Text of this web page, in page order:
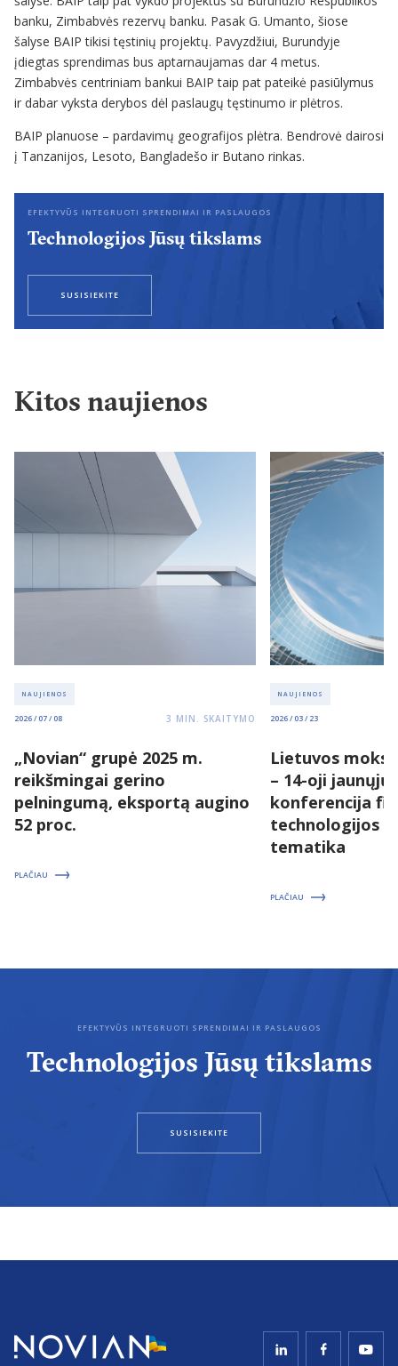
banku, Zimbabvės rezervų banku. Pasak G. Umanto, šiose
šalyse BAIP tikisi tęstinių projektų. Pavyzdžiui, Burundyje
įdiegtas sprendimas bus aptarnaujamas dar 4 metus.
Zimbabvės centriniam bankui BAIP taip pat pateikė pasiūlymus
ir dabar vyksta derybos dėl paslaugų tęstinumo ir plėtros.
BAIP planuose – pardavimų geografijos plėtra. Bendrovė dairosi
į Tanzanijos, Lesoto, Bangladešo ir Butano rinkas.
EFEKTYVŪS INTEGRUOTI SPRENDIMAI IR PASLAUGOS
Technologijos Jūsų tikslams
SUSISIEKITE
Kitos naujienos
NAUJIENOS
2026 / 07 / 08 3 MIN. SKAITYMO
„Novian“ grupė 2025 m.
reikšmingai gerino
pelningumą, eksportą augino
52 proc.
PLAČIAU
NAUJIENOS
2026 / 03 / 23
Lietuvos
– 14-oji
konferencija
technologijos
tematika
PLAČIAU
EFEKTYVŪS INTEGRUOTI SPRENDIMAI IR PASLAUGOS
Technologijos Jūsų tikslams
SUSISIEKITE